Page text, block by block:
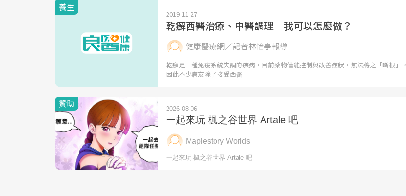
養生
2019-11-27
乾癬西醫治療、中醫調理 我可以怎麼做？
健康醫療網／記者林怡亭報導
乾癬是一種免疫系統失調的疾病，目前藥物僅能控制與改善症狀，無法將之「斷根」，
因此不少病友除了接受西醫